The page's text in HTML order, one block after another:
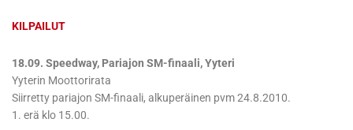
KILPAILUT
18.09. Speedway, Pariajon SM-finaali, Yyteri
Yyterin Moottorirata
Siirretty pariajon SM-finaali, alkuperäinen pvm 24.8.2010.
1. erä klo 15.00.